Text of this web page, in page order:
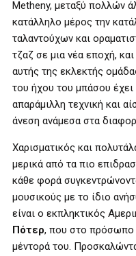
Metheny, μεταξύ πολλών
κατάλληλο μέρος την
ταλαντούχων και
τζαζ σε μια νέα εποχή,
αυτής της εκλεκτής
του ήχου του μπάσου έχει
απαράμιλλη τεχνική και
άνεση ανάμεσα στα
Χαρισματικός και
μερικά από τα πιο
κάθε φορά
μουσικούς με το ίδιο
είναι ο εκπληκτικός
Πότερ, που στο πρόσωπο
μέντορά του.